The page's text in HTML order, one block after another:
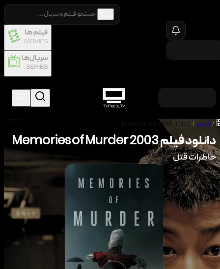
/ فیلم /
Memories of Murder
دانلود فیلم2003
Memories of Murder
خاطرات قتل